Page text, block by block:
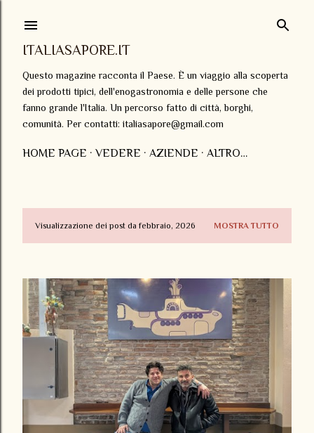
ITALIASAPORE.IT
Questo magazine racconta il Paese. È un viaggio alla scoperta
dei prodotti tipici, dell'enogastronomia e delle persone che
fanno grande l'Italia. Un percorso fatto di città, borghi,
comunità. Per contatti: italiasapore@gmail.com
HOME PAGE VEDERE AZIENDE ALTRO…
P
s
t
Visualizzazione dei post da febbraio, 2026 MOSTRA TUTTO